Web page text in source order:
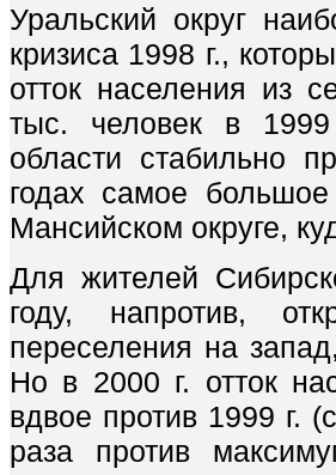
Уральский округ
кризиса 1998 г.,
отток населения из
тыс. человек в
области стабильно
годах самое
Мансийском округе,
Для жителей
году, напротив,
переселения на
Но в 2000 г. отток
вдвое против 1999 г.
раза против